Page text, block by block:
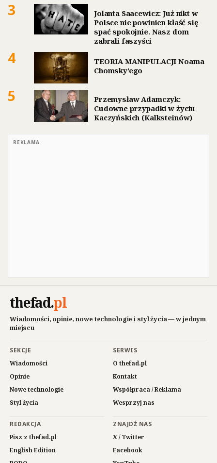
3
Jolanta Saacewicz: Już nikt w
Polsce nie powinien kłaść się
spać spokojnie. Nasz dom
zabrali faszyści
4
TEORIA MANIPULACJI Noama
Chomsky’ego
5
Przemysław Adamczyk:
Cudowne przypadki w życiu
Kaczyńskich (Kalksteinów)
REKLAMA
thefad.pl
Wiadomości, opinie, nowe technologie i styl życia — w jednym
miejscu
SEKCJE
Wiadomości
Opinie
Nowe technologie
Styl życia
SERWIS
O thefad.pl
Kontakt
Współpraca / Reklama
Wesprzyj nas
REDAKCJA
Pisz z thefad.pl
English Edition
ZNAJDŹ NAS
X / Twitter
Facebook